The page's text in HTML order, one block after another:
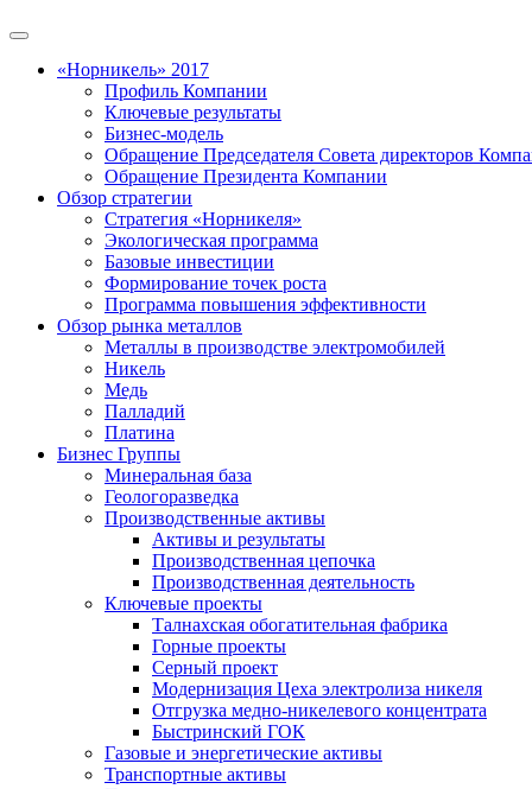
«Норникель» 2017
Профиль Компании
Ключевые результаты
Бизнес-модель
Обращение Председателя Совета директоров
Обращение Президента Компании
Обзор стратегии
Стратегия «Норникеля»
Экологическая программа
Базовые инвестиции
Формирование точек роста
Программа повышения эффективности
Обзор рынка металлов
Металлы в производстве электромобилей
Никель
Медь
Палладий
Платина
Бизнес Группы
Минеральная база
Геологоразведка
Производственные активы
Активы и результаты
Производственная цепочка
Производственная деятельность
Ключевые проекты
Талнахская обогатительная фабрика
Горные проекты
Серный проект
Модернизация Цеха электролиза никеля
Отгрузка медно-никелевого концентрата
Быстринский ГОК
Газовые и энергетические активы
Транспортные активы